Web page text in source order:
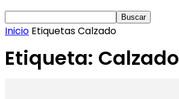
Inicio EtiquetasCalzado
Etiqueta: Calzado